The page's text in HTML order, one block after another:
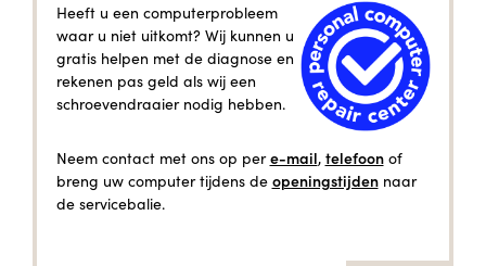
Heeft u een computerprobleem
waar u niet uitkomt? Wij kunnen u
gratis helpen met de diagnose en
rekenen pas geld als wij een
schroevendraaier nodig hebben.
Neem contact met ons op pere-mail, telefoonof
breng uw computer tijdens de openingstijdennaar
de servicebalie.